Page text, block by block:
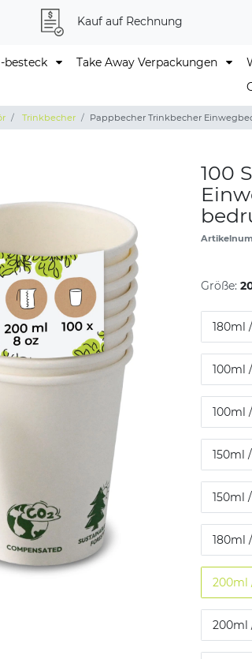
Kauf auf Rechnung
besteck Take Away Verpackungen
Trinkbecher Pappbecher Trinkbecher
100
Größe:
180ml
100ml
100ml
150ml
150ml
180ml
200ml
200ml